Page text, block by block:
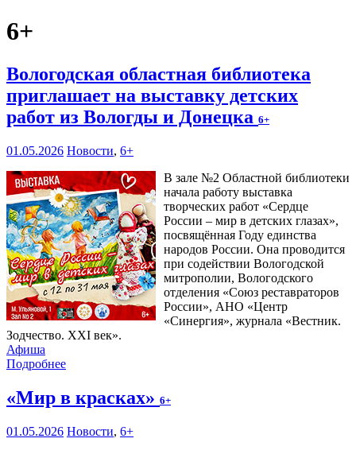
6+
Вологодская областная библиотека
приглашает на выставку детских
работ из Вологды и Донецка 6+
01.05.2026 Новости, 6+
В зале №2 Областной библиотеки
начала работу выставка
творческих работ «Сердце
России – мир в детских глазах»,
посвящённая Году единства
народов России. Она проводится
при содействии Вологодской
митрополии, Вологодского
отделения «Союз реставраторов
России», АНО «Центр
«Синергия», журнала «Вестник.
Зодчество. XXI век».
Афиша
Подробнее
«Мир в красках» 6+
01.05.2026 Новости, 6+